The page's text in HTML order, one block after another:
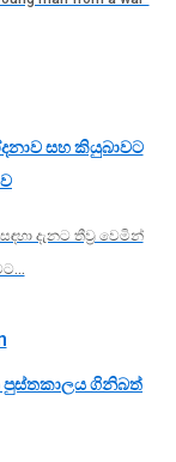
සහ කියුබාවට
දැනට තීව්‍ර වෙමින්
පුස්තකාලය ගිනිබත්